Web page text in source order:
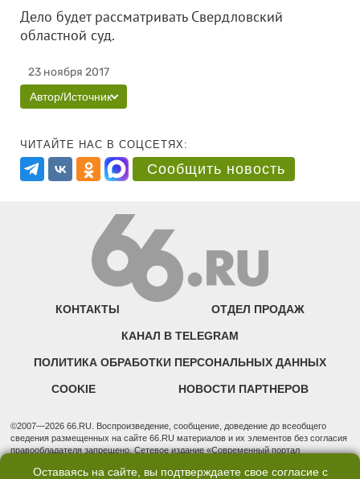
Дело будет рассматривать Свердловский
областной суд.
23 ноября 2017
Автор/Источник
ЧИТАЙТЕ НАС В СОЦСЕТЯХ:
Сообщить новость
КОНТАКТЫ ОТДЕЛ ПРОДАЖ
КАНАЛ В TELEGRAM
ПОЛИТИКА ОБРАБОТКИ ПЕРСОНАЛЬНЫХ ДАННЫХ
COOKIE НОВОСТИ ПАРТНЕРОВ
©2007—2026 66.RU. Воспроизведение, сообщение, доведение до всеобщего
сведения размещенных на сайте 66.RU материалов и их элементов без согласия
правообладателя запрещено. Сетевое издание «Современный портал
надзору в сфере связи, информационных технологий и массовых коммуникаций
Оставаясь на сайте, вы подтверждаете свое согласие с